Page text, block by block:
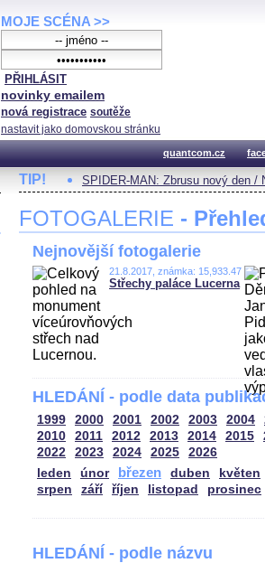
MOJE SCÉNA >>
PŘIHLÁSIT
novinky emailem
nová registrace soutěže
nastavit jako domovskou stránku
quantcom.cz
TIP! SPIDER-MAN: Zbrusu nový den /
FOTOGALERIE -
Nejnovější fotogalerie
21.8.2017, známka: 15,933.47
Střechy paláce Lucerna
HLEDÁNÍ - podle data
1999 2000 2001 2002 2003 2004
2010 2011 2012 2013 2014 2015
2022
2023 2024 2025
2026
leden
únor březen duben květen
srpen
září říjen listopad prosinec
HLEDÁNÍ - podle názvu